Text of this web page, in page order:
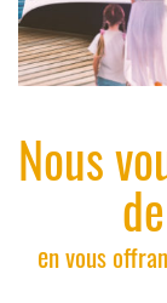
Nous
en vous